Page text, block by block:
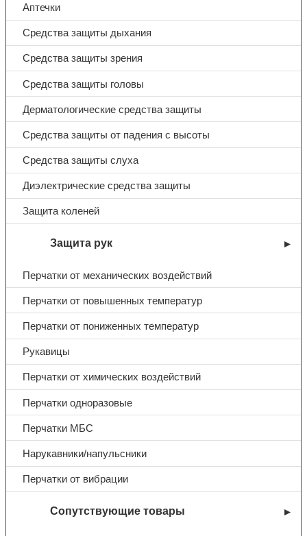
Аптечки
Средства защиты дыхания
Средства защиты зрения
Средства защиты головы
Дерматологические средства защиты
Средства защиты от падения с высоты
Средства защиты слуха
Диэлектрические средства защиты
Защита коленей
Защита рук
Перчатки от механических воздействий
Перчатки от повышенных температур
Перчатки от пониженных температур
Рукавицы
Перчатки от химических воздействий
Перчатки одноразовые
Перчатки МБС
Нарукавники/напульсники
Перчатки от вибрации
Сопутствующие товары